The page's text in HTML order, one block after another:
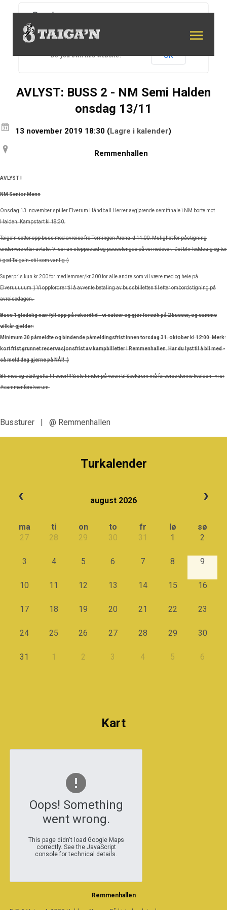
AVLYST: BUSS 2 - NM Semi Halden
onsdag 13/11
13 november 2019 18:30 (Lagre i kalender)
Remmenhallen
AVLYST !
NM Senior Menn
Onsdag 13. november spiller Elverum Håndball Herrer avgjørende semifinale i NM borte mot
Halden. Kampstart kl 18:30.
Taiga'n setter opp buss med avreise fra Terningen Arena kl 14:00. Mulighet for påstigning
underveis etter avtale. Vi ser an stoppested og pauselengde på vei nedover. Det blir loddsalg og tur
i god Taiga'n-stil som vanlig :)
Superpris kun kr 200 for medlemmer/kr 300 for alle andre som vil være med og heie på
Elveruuuuum :) Vi oppfordrer til å avvente betaling av bussbilletten til etter ombordstigning på
avreisedagen.
Buss 1 gledelig nær fylt opp på rekordtid - vi satser og gjør forsøk på 2 busser, og samme
vilkår gjelder:
Minimum 30 påmeldte og bindende påmeldingsfrist innen torsdag 31. oktober kl 12:00. Merk:
kort frist grunnet reservasjonsfrist av kampbilletter i Remmenhallen. Har du lyst til å bli med -
så meld deg gjerne på NÅ!! :)
Bli med og støtt gutta til seier!!! Siste hinder på veien til Spektrum må forseres denne kvelden - vi er
#sammenforelverum
Bussturer | Remmenhallen
Turkalender
august 2026
ma ti on to fr lø
sø
27
28 29 30 31 1 2
3 4 5 6 7 8 9
10 11 12 13 14 15 16
17 18 19 20 21 22 23
24 25 26 27 28 29 30
31 1 2 3 4 5 6
Kart
Oops! Something
went wrong.
This page didn't load Google Maps
correctly. See the JavaScript
console for technical details.
This page can't load Google Maps correctly.
Do you own this website? OK
Remmenhallen